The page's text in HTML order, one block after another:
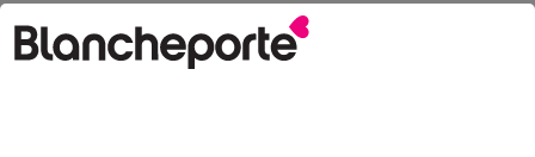
Retours gratuits
sous 30 jours avec Mondial Relay uniquement